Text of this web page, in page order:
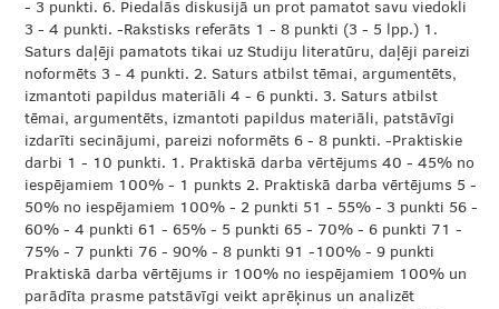
- 3 punkti. 6. Piedalās diskusijā un prot pamatot savu viedokli
3 - 4 punkti. -Rakstisks referāts 1 - 8 punkti (3 - 5 lpp.) 1.
Saturs daļēji pamatots tikai uz Studiju literatūru, daļēji pareizi
noformēts 3 - 4 punkti. 2. Saturs atbilst tēmai, argumentēts,
izmantoti papildus materiāli 4 - 6 punkti. 3. Saturs atbilst
tēmai, argumentēts, izmantoti papildus materiāli, patstāvīgi
izdarīti secinājumi, pareizi noformēts 6 - 8 punkti. -Praktiskie
darbi 1 - 10 punkti. 1. Praktiskā darba vērtējums 40 - 45% no
iespējamiem 100% - 1 punkts 2. Praktiskā darba vērtējums 5 -
50% no iespējamiem 100% - 2 punkti 51 - 55% - 3 punkti 56 -
60% - 4 punkti 61 - 65% - 5 punkti 65 - 70% - 6 punkti 71 -
75% - 7 punkti 76 - 90% - 8 punkti 91 -100% - 9 punkti
Praktiskā darba vērtējums ir 100% no iespējamiem 100% un
parādīta prasme patstāvīgi veikt aprēķinus un analizēt